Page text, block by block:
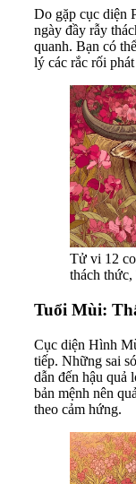
Do gặp cục diện
ngày đầy rẫy
quanh. Bạn có
lý các rắc rối
Tử vi 12
thách
Tuổi Mùi:
Cục diện Hình
tiếp. Những sai
dẫn đến hậu quả
bản mệnh nên
theo cảm hứng.